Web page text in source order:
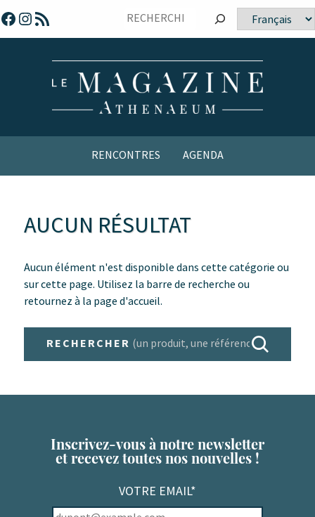
vers
le
Facebook
Instagram
Flux RSS
Choisir
une
RENCONTRES AGENDA
AUCUN RÉSULTAT
Aucun élément n'est disponible dans cette catégorie ou
sur cette page. Utilisez la barre de recherche ou
retournez à la page d'accueil.
RECHERCHER
Inscrivez-vous à notre newsletter
et recevez toutes nos nouvelles !
VOTRE EMAIL*